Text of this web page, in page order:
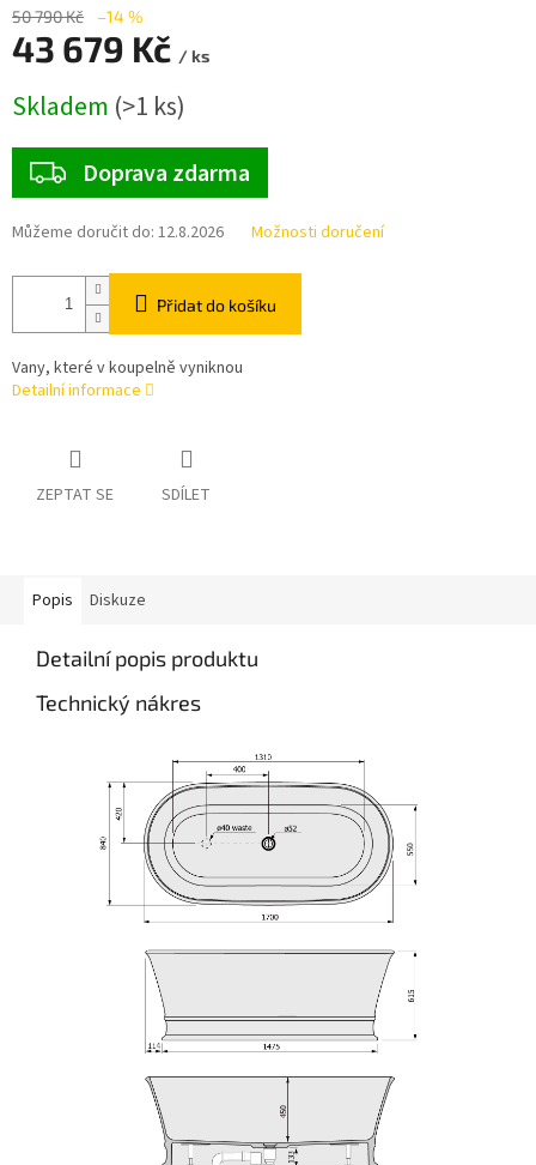
50 790 Kč –14 %
43 679 Kč / ks
cena:
Skladem (>1 ks)
ZDARMA
Doprava zdarma
Můžeme doručit do: 12.8.2026 Možnosti doručení
Přidat do košíku
Vany, které v koupelně vyniknou
Detailní informace
ZEPTAT SE SDÍLET
Popis Diskuze
Detailní popis produktu
Technický nákres